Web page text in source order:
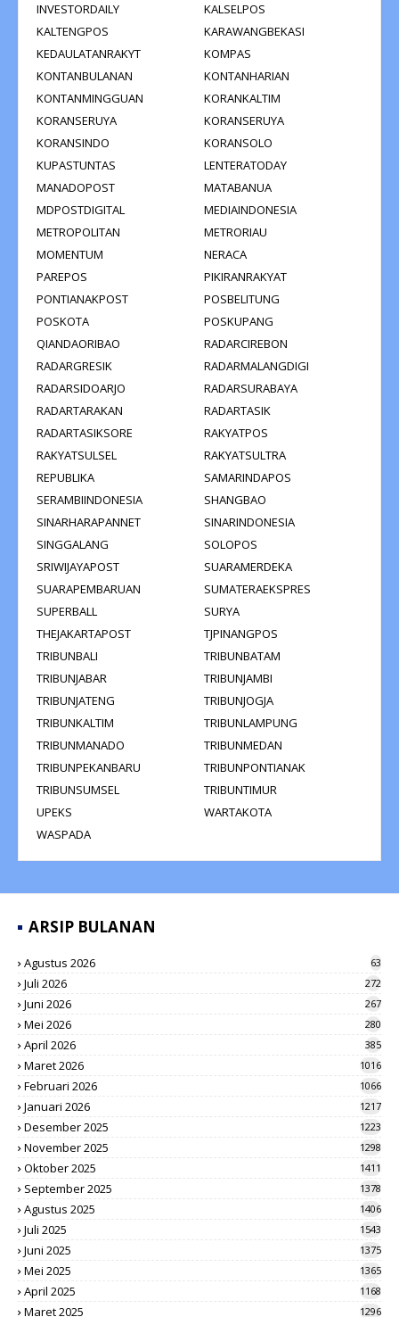
INVESTORDAILY
KALSELPOS
KALTENGPOS
KARAWANGBEKASI
KEDAULATANRAKYT
KOMPAS
KONTANBULANAN
KONTANHARIAN
KONTANMINGGUAN
KORANKALTIM
KORANSERUYA
KORANSERUYA
KORANSINDO
KORANSOLO
KUPASTUNTAS
LENTERATODAY
MANADOPOST
MATABANUA
MDPOSTDIGITAL
MEDIAINDONESIA
METROPOLITAN
METRORIAU
MOMENTUM
NERACA
PAREPOS
PIKIRANRAKYAT
PONTIANAKPOST
POSBELITUNG
POSKOTA
POSKUPANG
QIANDAORIBAO
RADARCIREBON
RADARGRESIK
RADARMALANGDIGI
RADARSIDOARJO
RADARSURABAYA
RADARTARAKAN
RADARTASIK
RADARTASIKSORE
RAKYATPOS
RAKYATSULSEL
RAKYATSULTRA
REPUBLIKA
SAMARINDAPOS
SERAMBIINDONESIA
SHANGBAO
SINARHARAPANNET
SINARINDONESIA
SINGGALANG
SOLOPOS
SRIWIJAYAPOST
SUARAMERDEKA
SUARAPEMBARUAN
SUMATERAEKSPRES
SUPERBALL
SURYA
THEJAKARTAPOST
TJPINANGPOS
TRIBUNBALI
TRIBUNBATAM
TRIBUNJABAR
TRIBUNJAMBI
TRIBUNJATENG
TRIBUNJOGJA
TRIBUNKALTIM
TRIBUNLAMPUNG
TRIBUNMANADO
TRIBUNMEDAN
TRIBUNPEKANBARU
TRIBUNPONTIANAK
TRIBUNSUMSEL
TRIBUNTIMUR
UPEKS
WARTAKOTA
WASPADA
ARSIP BULANAN
Agustus 2026 63
Juli 2026 272
Juni 2026 267
Mei 2026 280
April 2026 385
Maret 2026 1016
Februari 2026 1066
Januari 2026 1217
Desember 2025 1223
November 2025 1298
Oktober 2025 1411
September 2025 1378
Agustus 2025 1406
Juli 2025 1543
Juni 2025 1375
Mei 2025 1365
April 2025 1168
Maret 2025 1296